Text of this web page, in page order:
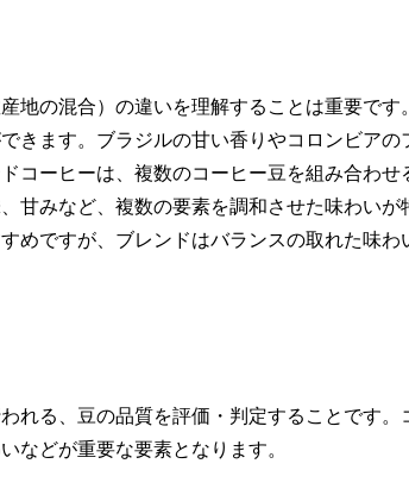
地の混合）の違いを理解することは重要です
きます。ブラジルの甘い香りやコロンビアの
コーヒーは、複数のコーヒー豆を組み合わせ
甘みなど、複数の要素を調和させた味わいが
めですが、ブレンドはバランスの取れた味わ
れる、豆の品質を評価・判定することです。
などが重要な要素となります。